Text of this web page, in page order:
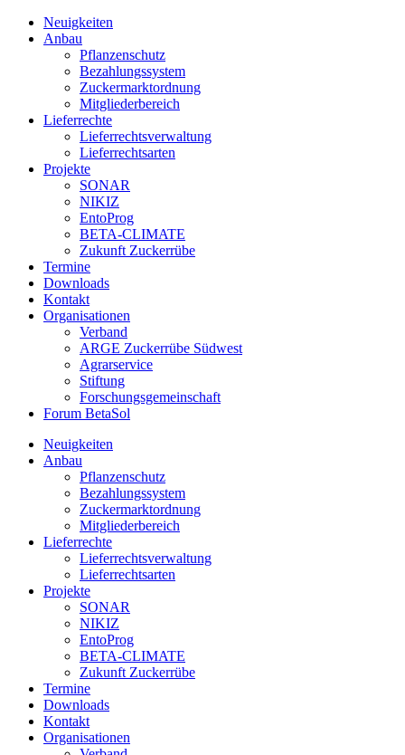
Neuigkeiten
Anbau
Pflanzenschutz
Bezahlungssystem
Zuckermarktordnung
Mitgliederbereich
Lieferrechte
Lieferrechtsverwaltung
Lieferrechtsarten
Projekte
SONAR
NIKIZ
EntoProg
BETA-CLIMATE
Zukunft Zuckerrübe
Termine
Downloads
Kontakt
Organisationen
Verband
ARGE Zuckerrübe Südwest
Agrarservice
Stiftung
Forschungsgemeinschaft
Forum BetaSol
Neuigkeiten
Anbau
Pflanzenschutz
Bezahlungssystem
Zuckermarktordnung
Mitgliederbereich
Lieferrechte
Lieferrechtsverwaltung
Lieferrechtsarten
Projekte
SONAR
NIKIZ
EntoProg
BETA-CLIMATE
Zukunft Zuckerrübe
Termine
Downloads
Kontakt
Organisationen